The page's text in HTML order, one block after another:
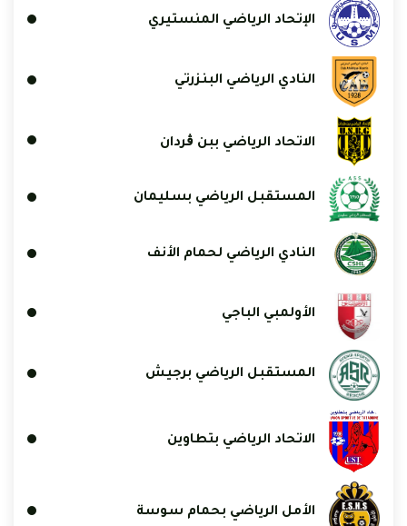
الإتحاد الرياضي المنستيري
النادي الرياضي البنزرتي
الاتحاد الرياضي ببن ڨردان
المستقبل الرياضي بسليمان
النادي الرياضي لحمام الأنف
الأولمبي الباجي
المستقبل الرياضي برجيش
الاتحاد الرياضي بتطاوين
الأمل الرياضي بحمام سوسة